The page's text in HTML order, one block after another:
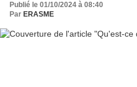
Publié le 01/10/2024 à 08:40
Par ERASME